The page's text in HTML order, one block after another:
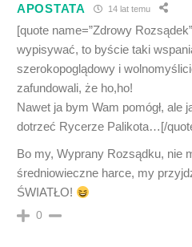
APOSTATA 14 lat temu
[quote name=”Zdrowy
wypisywać, to byście taki
szerokopoglądowy i
zafundowali, że ho,ho!
Nawet ja bym Wam pomógł, ale
dotrzeć Rycerze Palikota…[/
Bo my, Wyprany Rozsądku, nie
średniowieczne harce, my
ŚWIATŁO!
0